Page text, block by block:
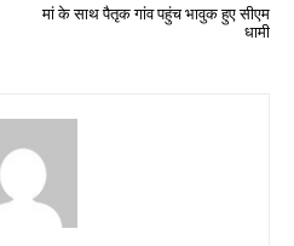
मां के साथ पैतृक गांव पहुंच भावुक हुए सीएम
धामी